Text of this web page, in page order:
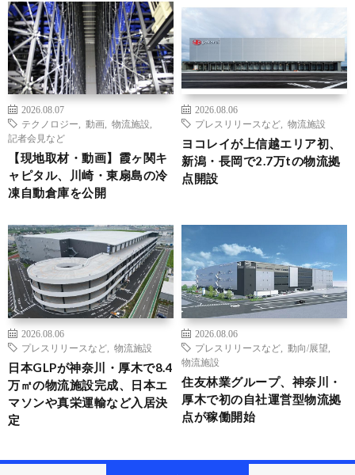
2026.08.07
テクノロジー
動画 物流施設
記者会見など
【現地取材・動画】霞ヶ関キ
ャピタル、川崎・東扇島の冷
凍自動倉庫を公開
2026.08.06
プレスリリースなど
物流施設
ヨコレイが上信越エリア初、
新潟・長岡で2.7万tの物流拠
点開設
2026.08.06
プレスリリースなど
物流施設
日本GLPが神奈川・厚木で8.4
万㎡の物流施設完成、日本エ
マソンや真栄運輸など入居決
定
2026.08.06
プレスリリースなど
動向/展望
物流施設
住友林業グループ、神奈川・
厚木で初の自社運営型物流拠
点が稼働開始